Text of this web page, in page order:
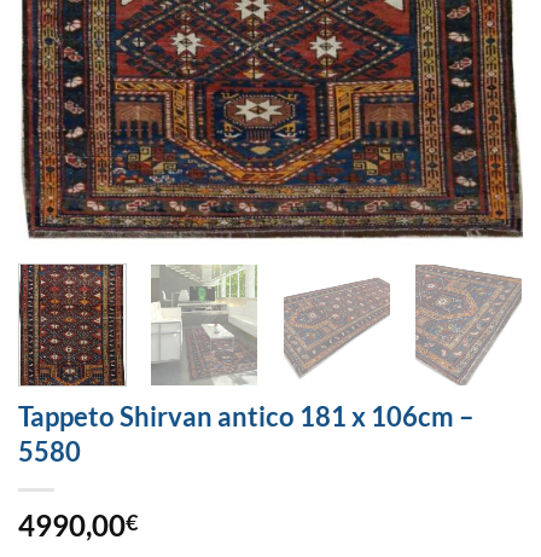
Tappeto Shirvan antico 181 x 106cm –
5580
4990,00€